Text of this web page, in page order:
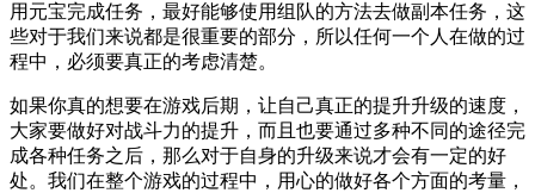
用元宝完成任务，最好能够使用组队的方法去做副本任务，这
些对于我们来说都是很重要的部分，所以任何一个人在做的过
程中，必须要真正的考虑清楚。
如果你真的想要在游戏后期，让自己真正的提升升级的速度，
大家要做好对战斗力的提升，而且也要通过多种不同的途径完
成各种任务之后，那么对于自身的升级来说才会有一定的好
处。我们在整个游戏的过程中，用心的做好各个方面的考量，